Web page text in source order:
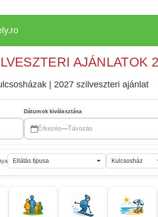
AJÁNLATOK
| 2027 szilveszteri ajánlat
Dátumok kiválasztása
Érkezés—Távozás
Ellátás típusa Kulcsosház